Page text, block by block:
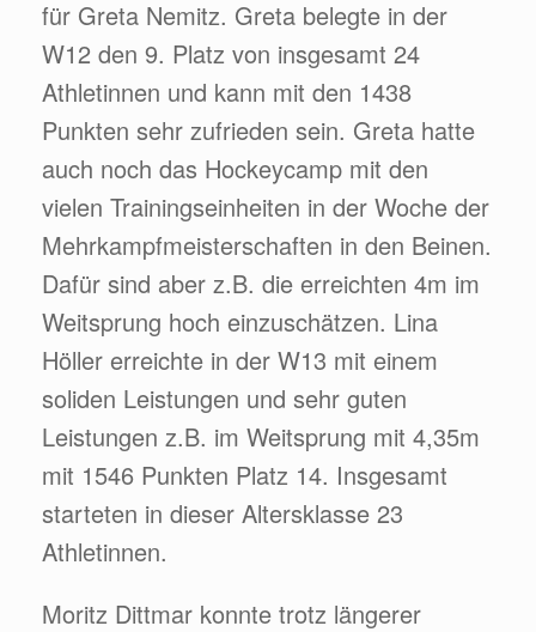
für Greta Nemitz. Greta belegte in der
W12 den 9. Platz von insgesamt 24
Athletinnen und kann mit den 1438
Punkten sehr zufrieden sein. Greta hatte
auch noch das Hockeycamp mit den
vielen Trainingseinheiten in der Woche der
Mehrkampfmeisterschaften in den Beinen.
Dafür sind aber z.B. die erreichten 4m im
Weitsprung hoch einzuschätzen. Lina
Höller erreichte in der W13 mit einem
soliden Leistungen und sehr guten
Leistungen z.B. im Weitsprung mit 4,35m
mit 1546 Punkten Platz 14. Insgesamt
starteten in dieser Altersklasse 23
Athletinnen.
Moritz Dittmar konnte trotz längerer